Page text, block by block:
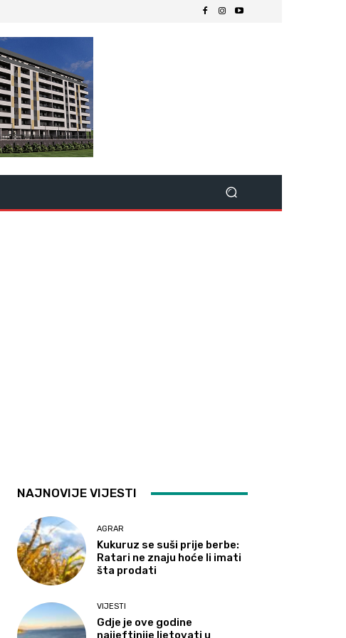
NAJNOVIJE VIJESTI
AGRAR
Kukuruz se suši prije berbe:
Ratari ne znaju hoće li imati
šta prodati
VIJESTI
Gdje je ove godine
najjeftinije ljetovati u